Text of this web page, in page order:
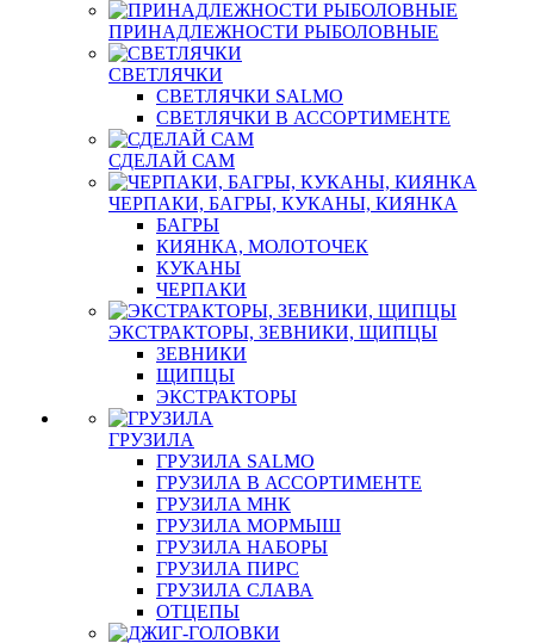
ПРИНАДЛЕЖНОСТИ РЫБОЛОВНЫЕ
СВЕТЛЯЧКИ
СВЕТЛЯЧКИ SALMO
СВЕТЛЯЧКИ В АССОРТИМЕНТЕ
СДЕЛАЙ САМ
ЧЕРПАКИ, БАГРЫ, КУКАНЫ, КИЯНКА
БАГРЫ
КИЯНКА, МОЛОТОЧЕК
КУКАНЫ
ЧЕРПАКИ
ЭКСТРАКТОРЫ, ЗЕВНИКИ, ЩИПЦЫ
ЗЕВНИКИ
ЩИПЦЫ
ЭКСТРАКТОРЫ
ГРУЗИЛА
ГРУЗИЛА SALMO
ГРУЗИЛА В АССОРТИМЕНТЕ
ГРУЗИЛА МНК
ГРУЗИЛА МОРМЫШ
ГРУЗИЛА НАБОРЫ
ГРУЗИЛА ПИРС
ГРУЗИЛА СЛАВА
ОТЦЕПЫ